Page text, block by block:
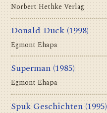
Norbert Hethke Verlag
Donald Duck (1998)
Egmont Ehapa
Superman (1985)
Egmont Ehapa
Spuk Geschichten (1995)